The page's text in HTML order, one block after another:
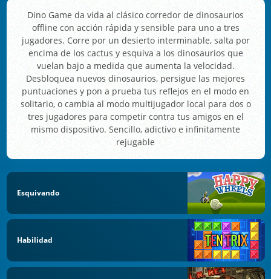
Dino Game da vida al clásico corredor de dinosaurios
offline con acción rápida y sensible para uno a tres
jugadores. Corre por un desierto interminable, salta por
encima de los cactus y esquiva a los dinosaurios que
vuelan bajo a medida que aumenta la velocidad.
Desbloquea nuevos dinosaurios, persigue las mejores
puntuaciones y pon a prueba tus reflejos en el modo en
solitario, o cambia al modo multijugador local para dos o
tres jugadores para competir contra tus amigos en el
mismo dispositivo. Sencillo, adictivo e infinitamente
rejugable
Esquivando
Habilidad